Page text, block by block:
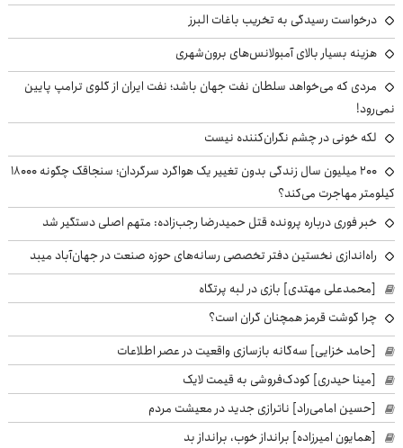
درخواست رسیدگی به تخریب باغات البرز
هزینه بسیار بالای آمبولانس‌های برون‌شهری
مردی که می‌خواهد سلطان نفت جهان باشد؛ نفت ایران از گلوی ترامپ پایین
نمی‌رود!
لکه خونی در چشم نگران‌کننده نیست
۲۰۰ میلیون سال زندگی بدون تغییر یک هواگرد سرگردان؛ سنجاقک‌ چگونه ۱۸۰۰۰
کیلومتر مهاجرت می‌کند؟
خبر فوری درباره پرونده قتل حمیدرضا رجب‌زاده: متهم اصلی دستگیر شد
راه‌اندازی نخستین دفتر تخصصی رسانه‌های حوزه صنعت در جهان‌آباد میبد
[محمدعلی مهتدی] بازی در لبه پرتگاه
چرا گوشت قرمز همچنان گران است؟
[حامد خزایی] سه‌گانه بازسازی واقعیت در عصر اطلاعات
[مینا حیدری] کودک‌فروشی به قیمت لایک
[حسین امامی‌راد] ناترازی جدید در معیشت مردم
[همایون امیرزاده] برانداز خوب، برانداز بد